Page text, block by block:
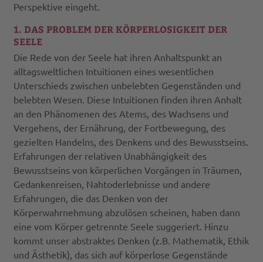
Perspektive eingeht.
1. DAS PROBLEM DER KÖRPERLOSIGKEIT DER
SEELE
Die Rede von der Seele hat ihren Anhaltspunkt an
alltagsweltlichen Intuitionen eines wesentlichen
Unterschieds zwischen unbelebten Gegenständen und
belebten Wesen. Diese Intuitionen finden ihren Anhalt
an den Phänomenen des Atems, des Wachsens und
Vergehens, der Ernährung, der Fortbewegung, des
gezielten Handelns, des Denkens und des Bewusstseins.
Erfahrungen der relativen Unabhängigkeit des
Bewusstseins von körperlichen Vorgängen in Träumen,
Gedankenreisen, Nahtoderlebnisse und andere
Erfahrungen, die das Denken von der
Körperwahrnehmung abzulösen scheinen, haben dann
eine vom Körper getrennte Seele suggeriert. Hinzu
kommt unser abstraktes Denken (z.B. Mathematik, Ethik
und Ästhetik), das sich auf körperlose Gegenstände